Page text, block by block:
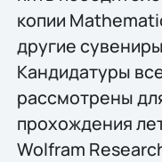
копии
другие
Кандидатуры
рассмотрены
прохождения
Wolfram